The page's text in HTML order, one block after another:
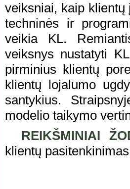
veiksniai, kaip
techninės ir
veikia KL.
veiksnys nustatyti
pirminius klientų
klientų lojalumo
santykius.
modelio taikymo
REIKŠMINIAI
klientų